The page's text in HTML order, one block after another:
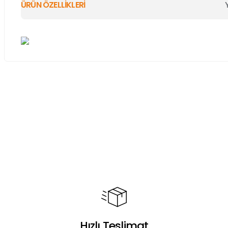
ÜRÜN ÖZELLİKLERİ